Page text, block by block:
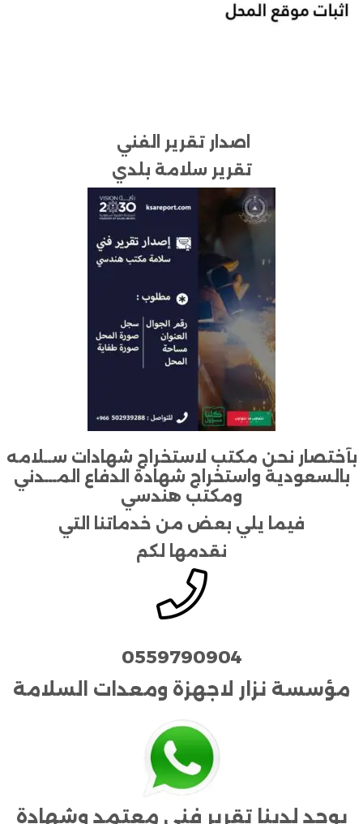
اصدار تقرير الفني
تقرير سلامة بلدي
بآختصار نحن مكتب لاستخراج شهادات ســلامه
بالسعودية واستخراج شهادة الدفاع المـــدني
ومكتب هندسي
فيما يلي بعض من خدماتنا التي
نقدمها لكم
0559790904
مؤسسة نزار لاجهزة ومعدات السلامة
يوجد لدينا تقرير فني معتمد وشهادة